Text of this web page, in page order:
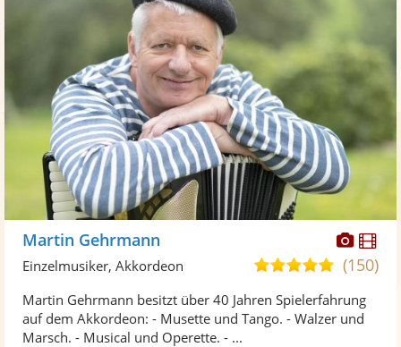
Fotos
Martin Gehrmann
5,0
5
(150)
Einzelmusiker, Akkordeon
Martin Gehrmann besitzt über 40 Jahren Spielerfahrung
auf dem Akkordeon: - Musette und Tango. - Walzer und
Marsch. - Musical und Operette. - ...